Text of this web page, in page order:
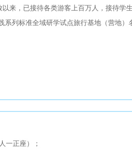
来，已接待各类游客上百万人，接待
系列标准全域研学试点旅行基地（营地
一正座）；